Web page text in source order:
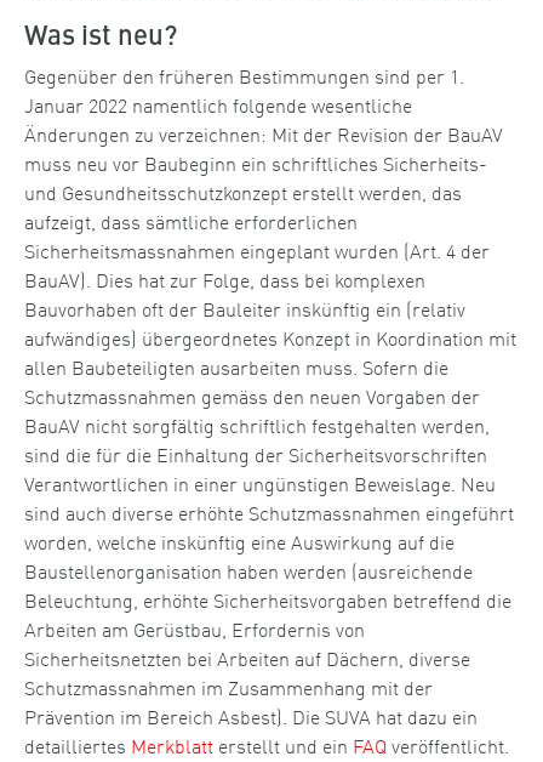
Was ist neu?
Gegenüber den früheren Bestimmungen sind per 1.
Januar 2022 namentlich folgende wesentliche
Änderungen zu verzeichnen: Mit der Revision der BauAV
muss neu vor Baubeginn ein schriftliches Sicherheits-
und Gesundheitsschutzkonzept erstellt werden, das
aufzeigt, dass sämtliche erforderlichen
Sicherheitsmassnahmen eingeplant wurden (Art. 4 der
BauAV). Dies hat zur Folge, dass bei komplexen
Bauvorhaben oft der Bauleiter inskünftig ein (relativ
aufwändiges) übergeordnetes Konzept in Koordination mit
allen Baubeteiligten ausarbeiten muss. Sofern die
Schutzmassnahmen gemäss den neuen Vorgaben der
BauAV nicht sorgfältig schriftlich festgehalten werden,
sind die für die Einhaltung der Sicherheitsvorschriften
Verantwortlichen in einer ungünstigen Beweislage. Neu
sind auch diverse erhöhte Schutzmassnahmen eingeführt
worden, welche inskünftig eine Auswirkung auf die
Baustellenorganisation haben werden (ausreichende
Beleuchtung, erhöhte Sicherheitsvorgaben betreffend die
Arbeiten am Gerüstbau, Erfordernis von
Sicherheitsnetzten bei Arbeiten auf Dächern, diverse
Schutzmassnahmen im Zusammenhang mit der
Prävention im Bereich Asbest). Die SUVA hat dazu ein
detailliertes Merkblatt erstellt und ein FAQveröffentlicht.